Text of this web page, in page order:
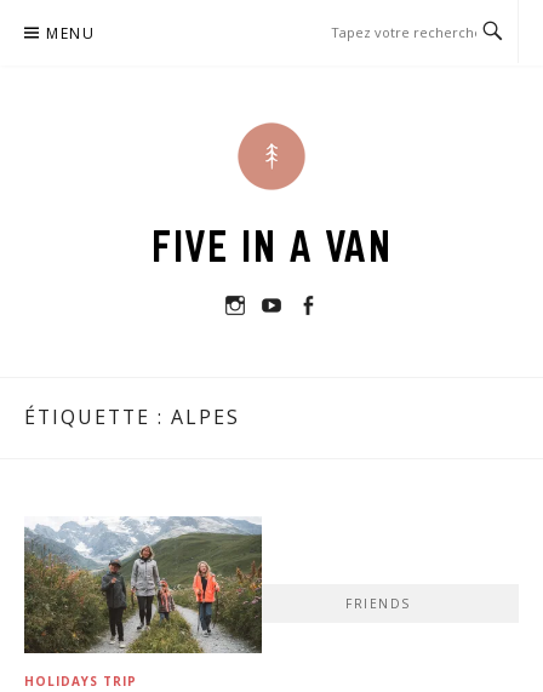
MENU
FIVE IN A VAN
Instagram
Youtube
ÉTIQUETTE : ALPES
HOLIDAYS TRIP
FRIENDS